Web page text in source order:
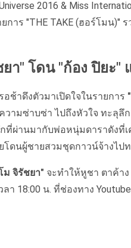
2016 & Miss
การ "THE TAKE (ฮอร์โมน)"
า" โดน "ก้อง ปิยะ"
อช้าดึงตัวมาเปิดใจในรายการ
วามซ่าบซ่า ไปถึงหัวใจ ทะลุลึ
ที่ผ่านมากับพ่อหนุ่มดาราดังที่
โดนผู้ชายสวมชุดกาวน์จ้างไป
ม จิรัชยา" จะทำให้หูชา ตาค้า
า 18:00 น. ที่ช่องทาง